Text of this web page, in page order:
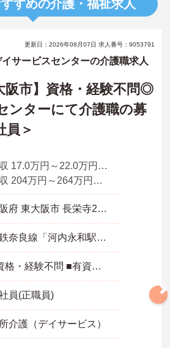
すめの介護・福祉求人
更新日：2026年08月07日 求人番号：9053791
サービスセンターの介護職求人
阪市】資格・経験不問◎
ンターにて介護職の募
員＞
月収 17.0万円～22.0万円程度
年収 204万円～264万円程度※月収×12ヶ月
大阪府 東大阪市 長栄寺21番24号
近鉄奈良線「河内永和駅」徒歩5分
■資格・経験不問 ■有資格者、経験者歓迎
員(正職員)
介護（デイサービス）